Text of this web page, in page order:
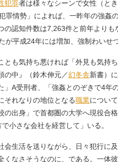
犯罪者は様々なシーンで女性（と
罪情勢」によれば、一昨年の強姦
の認知件数は7,263件と前年より
が平成24年には増加、強制わいせ
も気持ち悪ければ「外見も気持
の中』（鈴木伸元／幻冬舎新書）
」A受刑者、「強姦とのぞきで4年
それなりの地位となる職業につい
の出身」で首都圏の大学へ現役合
小さな会社を経営して」いる。
生活を送りながら、日々犯行に
くなさそうなのに、である。一体